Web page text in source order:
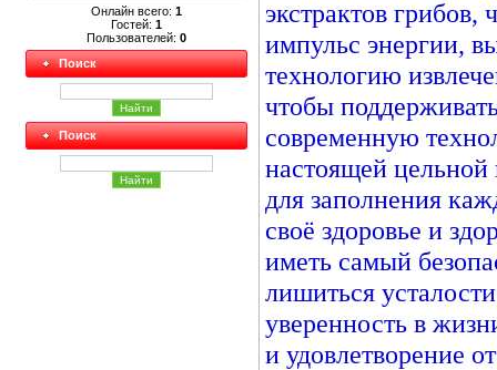
Онлайн всего: 1
Гостей: 1
Пользователей: 0
Поиск
Поиск
экстрактов
импульс энергии,
технологию
чтобы
современную
настоящей
для заполнения
своё здоровье и
иметь самый
лишиться
уверенность в
и удовлетворение